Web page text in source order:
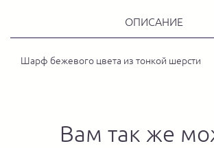
ОПИСАНИЕ
Шарф бежевого цвета из тонкой шерсти
Вам так же